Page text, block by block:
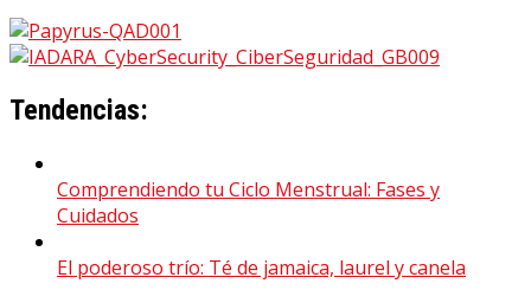
Tendencias:
Comprendiendo tu Ciclo Menstrual: Fases y
Cuidados
El poderoso trío: Té de jamaica, laurel y canela